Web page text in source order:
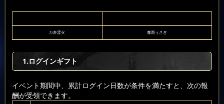
万寿霊火 魔面うさぎ
1.ログインギフト
イベント期間中、累計ログイン日数が条件を満たすと、次の報
酬が受領できます。